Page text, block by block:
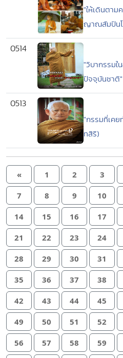
"ให้เดินตาม
ญาณสัมปัน
0514
"วิบากรรม
ปัจจุบันชาติ
0513
"กรรมที่เคย
ทสิริ)
« 1 2 3
7 8 9 10
14 15 16 17
21 22 23 24
28 29 30 31
35 36 37 38
42 43 44 45
49 50 51 52
56 57 58 59